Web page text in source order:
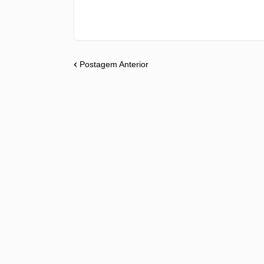
Postagem Anterior